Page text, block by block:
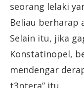
seorang lelaki
Beliau berharap
Selain itu, jika
Konstatinopel,
mendengar